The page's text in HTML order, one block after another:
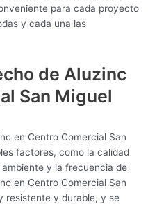
para cada proyecto
y cada una las
de Aluzinc
San Miguel
en Centro Comercial San
factores, como la calidad
y la frecuencia de
en Centro Comercial San
resistente y durable, y se